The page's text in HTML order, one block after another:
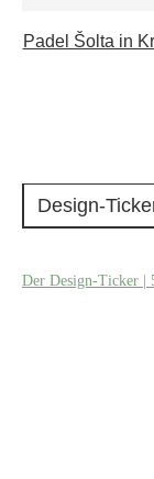
Padel Šolta in
Design-
Der Design-Ticker |